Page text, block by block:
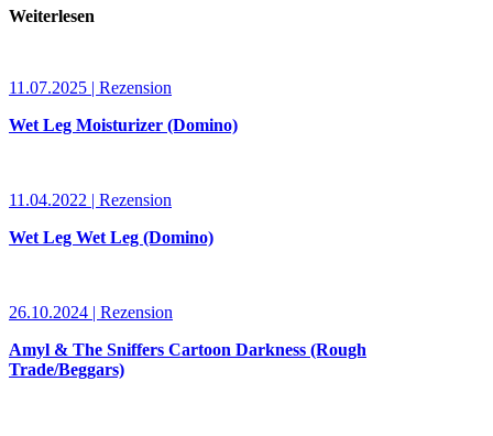
Weiterlesen
11.07.2025 | Rezension
Wet Leg Moisturizer (Domino)
11.04.2022 | Rezension
Wet Leg Wet Leg (Domino)
26.10.2024 | Rezension
Amyl & The Sniffers Cartoon Darkness (Rough
Trade/Beggars)